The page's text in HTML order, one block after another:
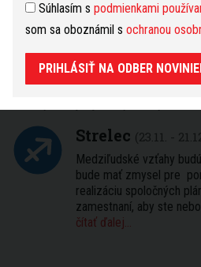
HOROSKOP
Strelec (23.11. -
Medziľudské vzťahy
bude mať zmysel pre
realizáciu spoločných
zamestnaní, aby ste
čítať ďalej...
Súhlasím s podmienkami
som sa oboznámil s ochranou
PRIHLÁSIŤ NA ODBER